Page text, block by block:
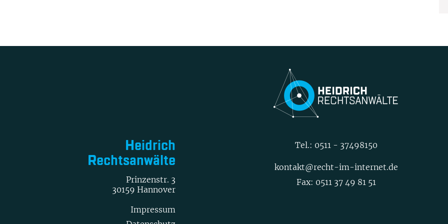
Heidrich
Rechtsanwälte
Prinzenstr. 3
30159 Hannover
Impressum
Tel.: 0511 - 37498150
kontakt@recht-im-internet.de
Fax: 0511 37 49 81 51